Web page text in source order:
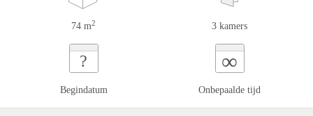
74 m2 3 kamers
?
Begindatum
∞
Onbepaalde tijd